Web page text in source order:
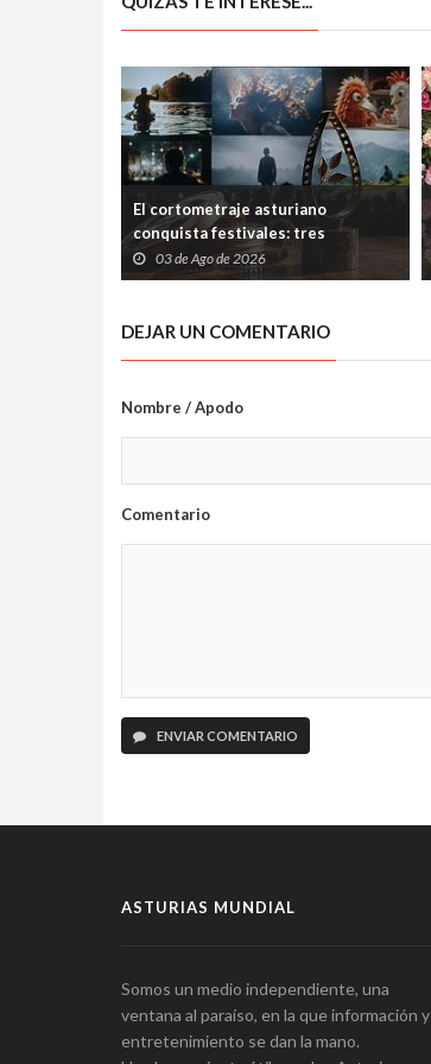
El cortometraje asturiano
conquista festivales: tres
producciones de Laboral
Cinemateca suman nuevos premios
03 de Ago de 2026
DEJAR UN COMENTARIO
Nombre / Apodo
Comentario
ENVIAR COMENTARIO
ASTURIAS MUNDIAL
Somos un medio independiente, una
ventana al paraíso, en la que información y
entretenimiento se dan la mano.